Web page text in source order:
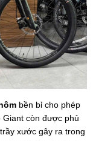
bền bỉ cho phép
Giant còn được phủ
xước gây ra trong